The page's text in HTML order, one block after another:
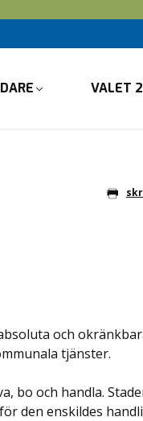
VALET
och
tjänster.
bo och handla.
den enskildes